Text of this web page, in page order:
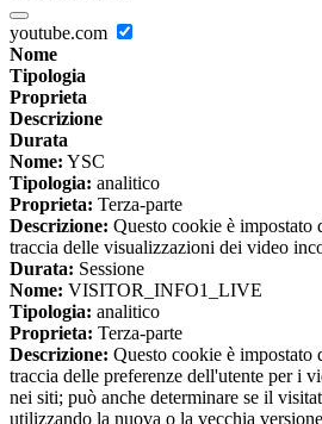
youtube.com
Nome
Tipologia
Proprieta
Descrizione
Durata
Nome: YSC
Tipologia: analitico
Proprieta: Terza-parte
Descrizione: Questo cookie è impostato
traccia delle visualizzazioni dei video
Durata: Sessione
Nome: VISITOR_INFO1_LIVE
Tipologia: analitico
Proprieta: Terza-parte
Descrizione: Questo cookie è impostato
traccia delle preferenze dell'utente per i
nei siti; può anche determinare se il
utilizzando la nuova o la vecchia